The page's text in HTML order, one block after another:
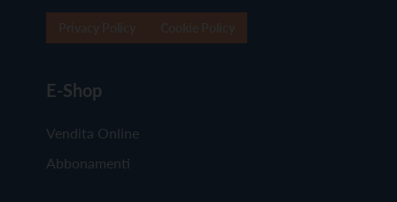
E-Shop
Vendita Online
Abbonamenti